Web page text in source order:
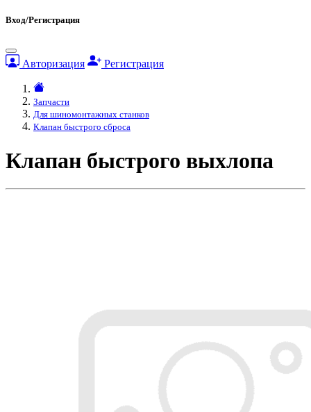
Вход/Регистрация
Авторизация Регистрация
Запчасти
Для шиномонтажных станков
Клапан быстрого сброса
Клапан быстрого выхлопа